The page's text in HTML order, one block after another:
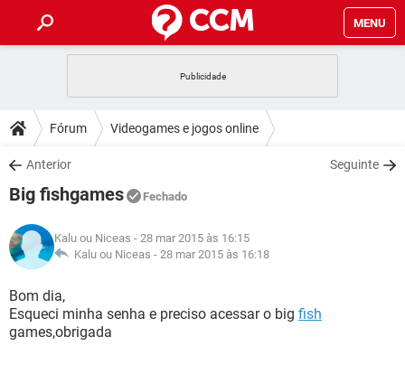
MENU
CELULAR FACEBOOK
OUTLOOK
INSTAGRAM
GUIA DE COMPRAS
DICAS
JOGOS WHATSAPP
INSTAGRAM GMAIL
GUIA DE COMPRAS
DOWNLOADS
JOGOS
CELULAR
OUTLOOK EXCEL
INSTAGRAM
GUIA DE COMPRAS
FÓRUM
JOGOS WHATSAPP
CELULAR
OUTLOOK
INSTAGRAM
GLOSSÁRIO
JOGOS
CELULAR FACEBOOK
Fórum Videogames e jogos online
Anterior Seguinte
Big fishgames Fechado
Kalu ou Niceas - 28 mar 2015 às 16:15
Kalu ou Niceas - 28 mar 2015 às 16:18
Bom dia,
Esqueci minha senha e preciso acessar o big fish
games,obrigada